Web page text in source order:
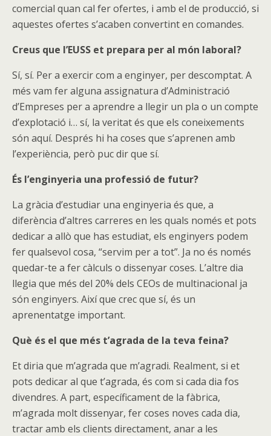
comercial quan cal fer ofertes, i amb el de producció, si
aquestes ofertes s’acaben convertint en comandes.
Creus que l’EUSS et prepara per al món laboral?
Sí, sí. Per a exercir com a enginyer, per descomptat. A
més vam fer alguna assignatura d’Administració
d’Empreses per a aprendre a llegir un pla o un compte
d’explotació i… sí, la veritat és que els coneixements
són aquí. Després hi ha coses que s’aprenen amb
l’experiència, però puc dir que sí.
És l’enginyeria una professió de futur?
La gràcia d’estudiar una enginyeria és que, a
diferència d’altres carreres en les quals només et pots
dedicar a allò que has estudiat, els enginyers podem
fer qualsevol cosa, “servim per a tot”. Ja no és només
quedar-te a fer càlculs o dissenyar coses. L’altre dia
llegia que més del 20% dels CEOs de multinacional ja
són enginyers. Així que crec que sí, és un
aprenentatge important.
Què és el que més t’agrada de la teva feina?
Et diria que m’agrada que m’agradi. Realment, si et
pots dedicar al que t’agrada, és com si cada dia fos
divendres. A part, específicament de la fàbrica,
m’agrada molt dissenyar, fer coses noves cada dia,
tractar amb els clients directament, anar a les